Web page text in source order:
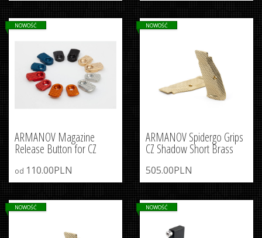
ARMANOV Magazine
Release Button for CZ
od 110.00PLN
NOWOŚĆ
ARMANOV Spidergo Grips
CZ Shadow Short Brass
505.00PLN
NOWOŚĆ
NOWOŚĆ NOWOŚĆ